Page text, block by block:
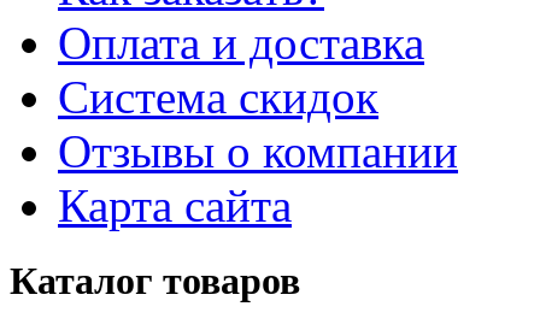
Оплата и доставка
Система скидок
Отзывы о компании
Карта сайта
Каталог товаров